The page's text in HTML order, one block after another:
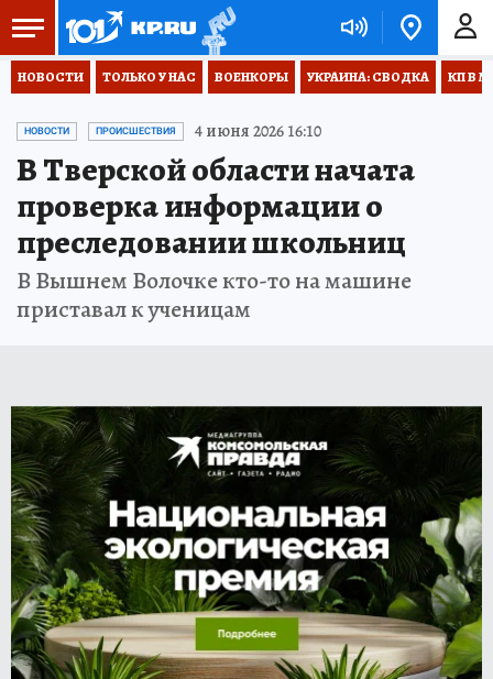
НОВОСТИ ТОЛЬКО У НАС ВОЕНКОРЫ УКРАИНА: СВОДКА КП В
НОВОСТИ ПРОИСШЕСТВИЯ 4 июня 2026 16:10
В Тверской области начата
проверка информации о
преследовании школьниц
В Вышнем Волочке кто-то на машине
приставал к ученицам